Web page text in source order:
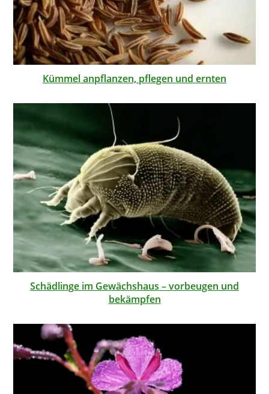
Kümmel anpflanzen, pflegen und ernten
Schädlinge im Gewächshaus – vorbeugen und
bekämpfen